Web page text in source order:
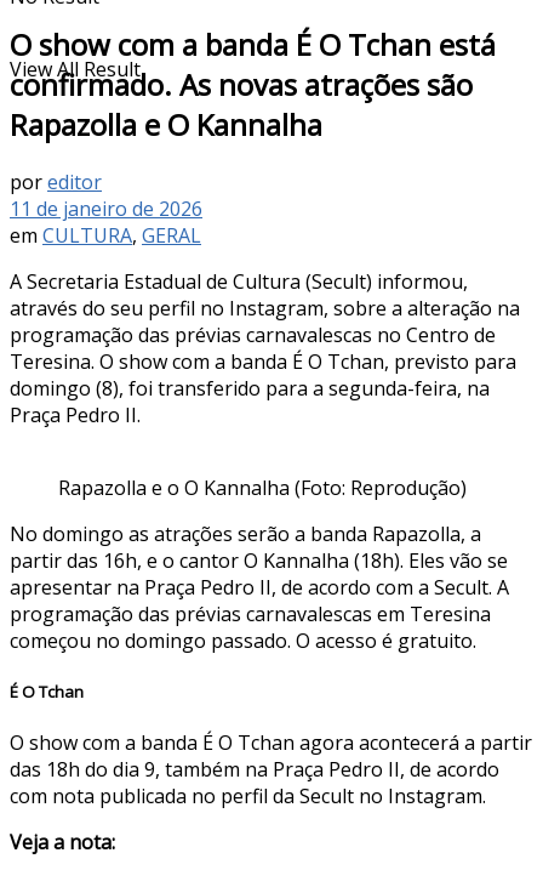
View All Result
O show com a banda É O Tchan está
confirmado. As novas atrações são
Rapazolla e O Kannalha
poreditor
11 de janeiro de 2026
em CULTURA, GERAL
A Secretaria Estadual de Cultura (Secult) informou,
através do seu perfil no Instagram, sobre a alteração na
programação das prévias carnavalescas no Centro de
Teresina. O show com a banda É O Tchan, previsto para
domingo (8), foi transferido para a segunda-feira, na
Praça Pedro II.
Rapazolla e o O Kannalha (Foto: Reprodução)
No domingo as atrações serão a banda Rapazolla, a
partir das 16h, e o cantor O Kannalha (18h). Eles vão se
apresentar na Praça Pedro II, de acordo com a Secult. A
programação das prévias carnavalescas em Teresina
começou no domingo passado. O acesso é gratuito.
É O Tchan
O show com a banda É O Tchan agora acontecerá a partir
das 18h do dia 9, também na Praça Pedro II, de acordo
com nota publicada no perfil da Secult no Instagram.
Veja a nota: